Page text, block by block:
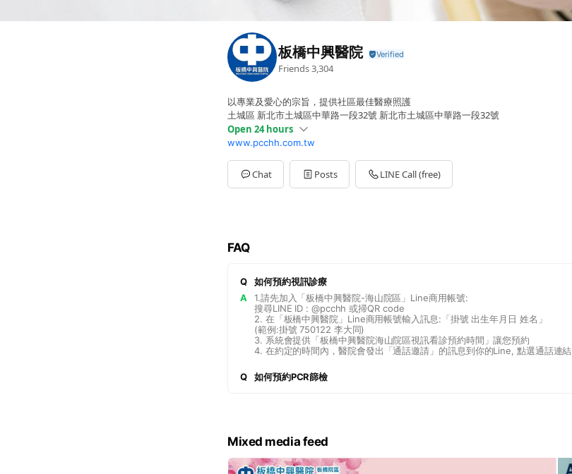
板橋中興醫院
Friends3,304
以專業及愛心的宗旨，提供社區最佳醫療照護
土城區 新北市土城區中華路一段32號 新北市土城區中華路一段32號
Open 24 hours
Sun00:00 - 00:00
Mon08:30 - 17:30
Tue08:30 - 17:30
Wed08:30 - 17:30
www.pcchh.com.tw
Chat Posts LINE Call (free)
FAQ
Q
如何預約視訊診療
A
1.請先加入「板橋中興醫院-海山院區」Line商用帳號:
搜尋LINE ID : @pcchh 或掃QR code
2. 在「板橋中興醫院」Line商用帳號輸入訊息:「掛號 出生年月日 姓名」
(範例:掛號 750122 李大同)
3. 系統會提供「板橋中興醫院海山院區視訊看診預約時間」讓您預約
4. 在約定的時間內，醫院會發出「通話邀請」的訊息到你的Line, 點選通話連結
Q 如何預約PCR篩檢
Mixed media feed